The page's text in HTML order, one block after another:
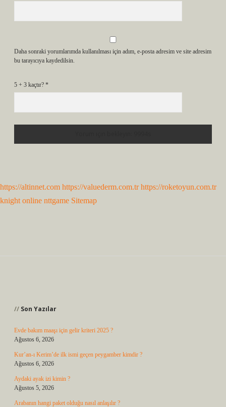
Daha sonraki yorumlarımda kullanılması için adım, e-posta adresim ve site adresim
bu tarayıcıya kaydedilsin.
5 + 3 kaçtır? *
https://altinnet.com https://valuederm.com.tr https://roketoyun.com.tr
knight online nttgame Sitemap
Son Yazılar
Evde bakım maaşı için gelir kriteri 2025 ?
Ağustos 6, 2026
Kur’an-ı Kerim’de ilk ismi geçen peygamber kimdir ?
Ağustos 6, 2026
Aydaki ayak izi kimin ?
Ağustos 5, 2026
Arabanın hangi paket olduğu nasıl anlaşılır ?